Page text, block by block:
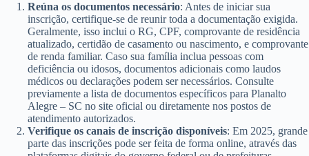
Reúna os documentos necessário: Antes de iniciar sua
inscrição, certifique-se de reunir toda a documentação exigida.
Geralmente, isso inclui o RG, CPF, comprovante de residência
atualizado, certidão de casamento ou nascimento, e comprovante
de renda familiar. Caso sua família inclua pessoas com
deficiência ou idosos, documentos adicionais como laudos
médicos ou declarações podem ser necessários. Consulte
previamente a lista de documentos específicos para Planalto
Alegre – SC no site oficial ou diretamente nos postos de
atendimento autorizados.
Verifique os canais de inscrição disponíveis: Em 2025, grande
parte das inscrições pode ser feita de forma online, através das